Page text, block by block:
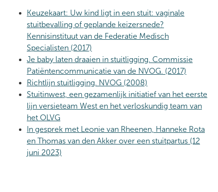
Keuzekaart: Uw kind ligt in een stuit: vaginale
stuitbevalling of geplande keizersnede?
Kennisinstituut van de Federatie Medisch
Specialisten (2017)
Je baby laten draaien in stuitligging. Commissie
Patiëntencommunicatie van de NVOG. (2017)
Richtlijn stuitligging. NVOG (2008)
Stuitinwest, een gezamenlijk initiatief van het eerste
lijn versieteam West en het verloskundig team van
het OLVG
In gesprek met Leonie van Rheenen, Hanneke Rota
en Thomas van den Akker over een stuitpartus (12
juni 2023)